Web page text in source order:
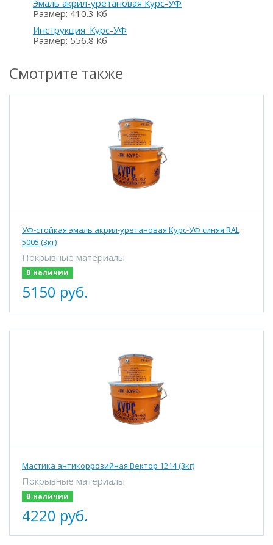
Эмаль акрил-уретановая Курс-УФ
Размер: 410.3 Кб
Инструкция_Курс-УФ
Размер: 556.8 Кб
Смотрите также
УФ-стойкая эмаль акрил-уретановая Курс-УФ синяя RAL
5005 (3кг)
Покрывные материалы
В наличии
5150 руб.
Мастика антикоррозийная Вектор 1214 (3кг)
Покрывные материалы
В наличии
4220 руб.